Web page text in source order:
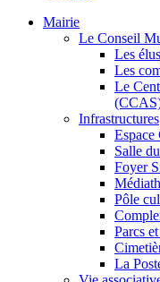
Mairie
Le Conseil
Les élus
Les
Le
Infrastructures
Espace
Salle
Foyer
Pôle
Parcs
La